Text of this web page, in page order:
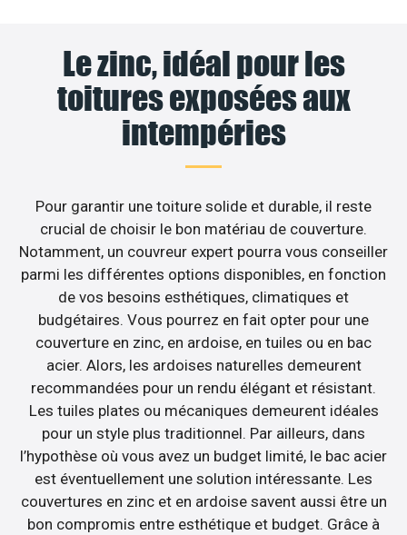
Le zinc, idéal pour les
toitures exposées aux
intempéries
Pour garantir une toiture solide et durable, il reste
crucial de choisir le bon matériau de couverture.
Notamment, un couvreur expert pourra vous conseiller
parmi les différentes options disponibles, en fonction
de vos besoins esthétiques, climatiques et
budgétaires. Vous pourrez en fait opter pour une
couverture en zinc, en ardoise, en tuiles ou en bac
acier. Alors, les ardoises naturelles demeurent
recommandées pour un rendu élégant et résistant.
Les tuiles plates ou mécaniques demeurent idéales
pour un style plus traditionnel. Par ailleurs, dans
l’hypothèse où vous avez un budget limité, le bac acier
est éventuellement une solution intéressante. Les
couvertures en zinc et en ardoise savent aussi être un
bon compromis entre esthétique et budget. Grâce à